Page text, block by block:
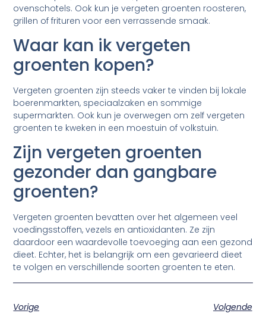
ovenschotels. Ook kun je vergeten groenten roosteren,
grillen of frituren voor een verrassende smaak.
Waar kan ik vergeten
groenten kopen?
Vergeten groenten zijn steeds vaker te vinden bij lokale
boerenmarkten, speciaalzaken en sommige
supermarkten. Ook kun je overwegen om zelf vergeten
groenten te kweken in een moestuin of volkstuin.
Zijn vergeten groenten
gezonder dan gangbare
groenten?
Vergeten groenten bevatten over het algemeen veel
voedingsstoffen, vezels en antioxidanten. Ze zijn
daardoor een waardevolle toevoeging aan een gezond
dieet. Echter, het is belangrijk om een gevarieerd dieet
te volgen en verschillende soorten groenten te eten.
Vorige Volgende